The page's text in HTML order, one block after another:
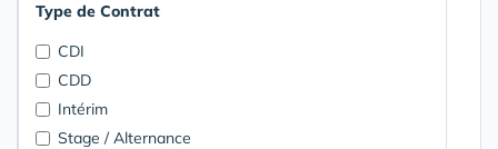
Type de Contrat
CDI
CDD
Intérim
Stage / Alternance